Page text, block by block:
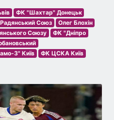
ФК "Шахтар" Донецьк
Радянський Союз
Олег Блохін
Союзу
ФК "Дніпро
3" Київ ФК ЦСКА Київ